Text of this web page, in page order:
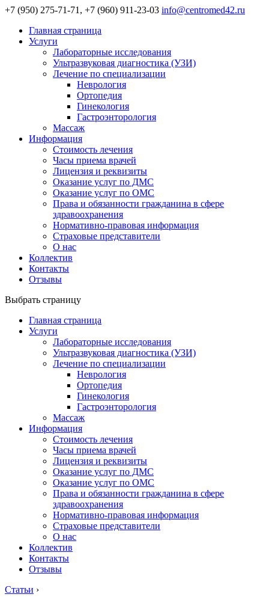
+7 (950) 275-71-71, +7 (960) 911-23-03 info@centromed42.ru
Главная страница
Услуги
Лабораторные исследования
Ультразвуковая диагностика (УЗИ)
Лечение по специализации
Неврология
Ортопедия
Гинекология
Гастроэнторология
Массаж
Информация
Стоимость лечения
Часы приема врачей
Лицензия и реквизиты
Оказание услуг по ДМС
Оказание услуг по ОМС
Права и обязанности гражданина в сфере
здравоохранения
Нормативно-правовая информация
Страховые представители
О нас
Коллектив
Контакты
Отзывы
Выбрать страницу
Главная страница
Услуги
Лабораторные исследования
Ультразвуковая диагностика (УЗИ)
Лечение по специализации
Неврология
Ортопедия
Гинекология
Гастроэнторология
Массаж
Информация
Стоимость лечения
Часы приема врачей
Лицензия и реквизиты
Оказание услуг по ДМС
Оказание услуг по ОМС
Права и обязанности гражданина в сфере
здравоохранения
Нормативно-правовая информация
Страховые представители
О нас
Коллектив
Контакты
Отзывы
Статьи ›